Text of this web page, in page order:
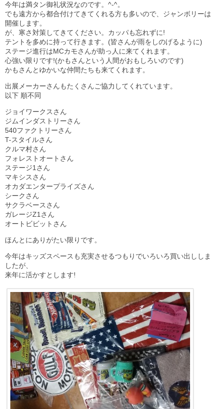
今年は満タン御礼状況なのです。^-^。
でも遠方から都合付けてきてくれる方も多いので、ジャンボリーは
開催します。
が、寒さ対策してきてください。カッパも忘れずに!
テントを多めに持って行きます。(皆さんが雨をしのげるように)
ステージ進行はMCカモさんが助っ人に来てくれます。
心強い限りです!(かもさんという人間がおもしろいのです)
かもさんとゆかいな仲間たちも来てくれます。
出展メーカーさんもたくさんご協力してくれています。
以下 順不同
ジョイワークスさん
ジムインダストリーさん
540ファクトリーさん
T-スタイルさん
クルマ村さん
フォレストオートさん
ステージ1さん
マキシスさん
オカダエンタープライズさん
シークさん
サクラベースさん
ガレージZ1さん
オートビビットさん
ほんとにありがたい限りです。
今年はキッズスペースも充実させるつもりでいろいろ買い出ししま
したが、
来年に活かすとします!